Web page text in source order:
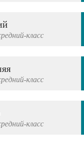
класс
класс
класс